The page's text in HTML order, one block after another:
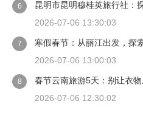
6
昆明市昆明穆桂英旅行社：
2026-07-06 13:30:03
7
寒假春节：从丽江出发，探
2026-07-06 13:00:03
8
春节云南旅游5天：别让衣
2026-07-06 12:30:02